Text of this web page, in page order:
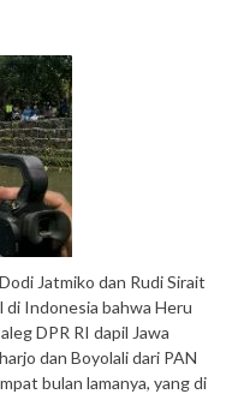
Jatmiko dan Rudi Sirait
di Indonesia bahwa Heru
DPR RI dapil Jawa
dan Boyolali dari PAN
bulan lamanya, yang di